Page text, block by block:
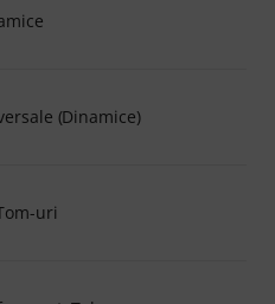
(Dinamice)
uri